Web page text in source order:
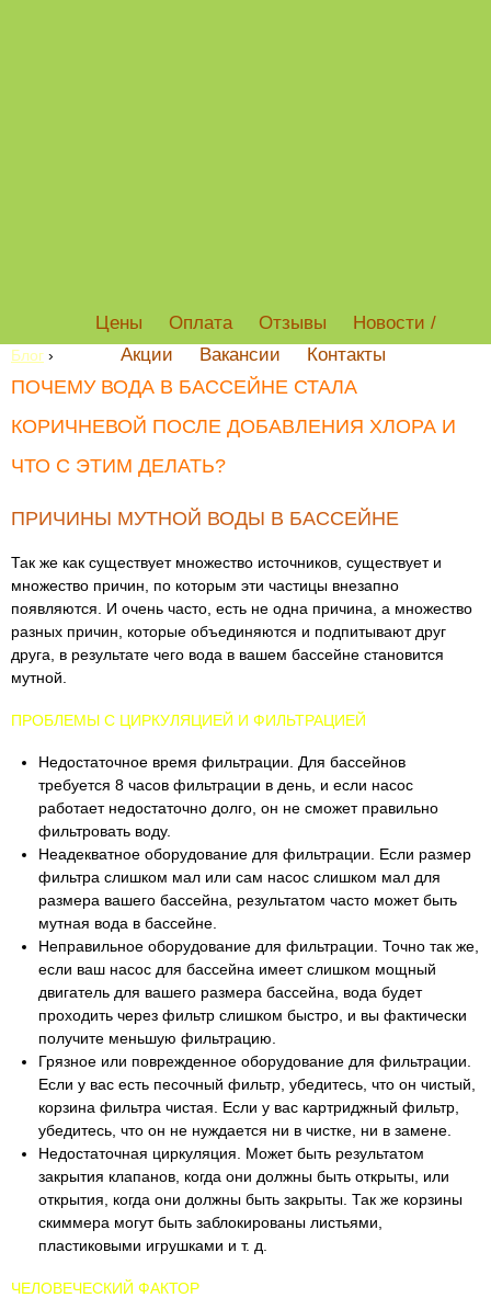
Цены Оплата Отзывы
Новости /
Акции
Вакансии Контакты
Блог ›
ПОЧЕМУ ВОДА В БАССЕЙНЕ СТАЛА
КОРИЧНЕВОЙ ПОСЛЕ ДОБАВЛЕНИЯ ХЛОРА И
ЧТО С ЭТИМ ДЕЛАТЬ?
ПРИЧИНЫ МУТНОЙ ВОДЫ В БАССЕЙНЕ
Так же как существует множество источников, существует и
множество причин, по которым эти частицы внезапно
появляются. И очень часто, есть не одна причина, а множество
разных причин, которые объединяются и подпитывают друг
друга, в результате чего вода в вашем бассейне становится
мутной.
ПРОБЛЕМЫ С ЦИРКУЛЯЦИЕЙ И ФИЛЬТРАЦИЕЙ
Недостаточное время фильтрации. Для бассейнов
требуется 8 часов фильтрации в день, и если насос
работает недостаточно долго, он не сможет правильно
фильтровать воду.
Неадекватное оборудование для фильтрации. Если размер
фильтра слишком мал или сам насос слишком мал для
размера вашего бассейна, результатом часто может быть
мутная вода в бассейне.
Неправильное оборудование для фильтрации. Точно так же,
если ваш насос для бассейна имеет слишком мощный
двигатель для вашего размера бассейна, вода будет
проходить через фильтр слишком быстро, и вы фактически
получите меньшую фильтрацию.
Грязное или поврежденное оборудование для фильтрации.
Если у вас есть песочный фильтр, убедитесь, что он чистый,
корзина фильтра чистая. Если у вас картриджный фильтр,
убедитесь, что он не нуждается ни в чистке, ни в замене.
Недостаточная циркуляция. Может быть результатом
закрытия клапанов, когда они должны быть открыты, или
открытия, когда они должны быть закрыты. Так же корзины
скиммера могут быть заблокированы листьями,
пластиковыми игрушками и т. д.
ЧЕЛОВЕЧЕСКИЙ ФАКТОР